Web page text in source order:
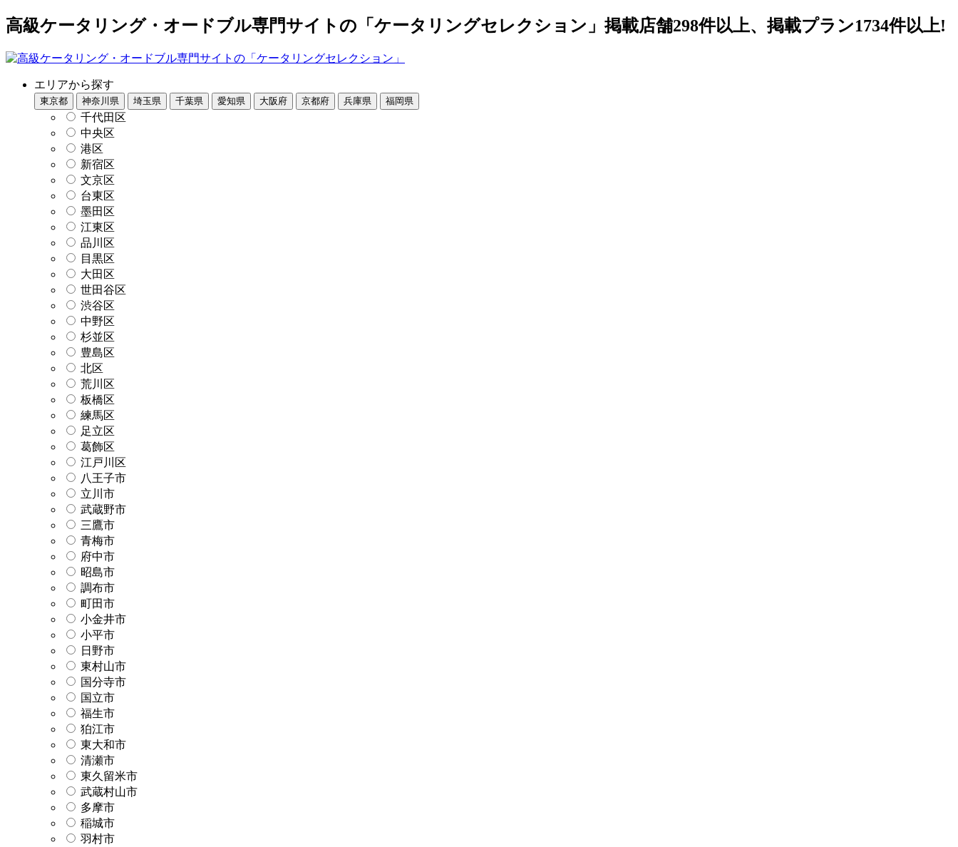
高級ケータリング・オードブル専門サイトの「ケータリングセレクション」掲載店舗298件以上、掲載プラン1734件以上!
エリアから探す
東京都 神奈川県 埼玉県 千葉県 愛知県 大阪府 京都府 兵庫県 福岡県
千代田区
中央区
港区
新宿区
文京区
台東区
墨田区
江東区
品川区
目黒区
大田区
世田谷区
渋谷区
中野区
杉並区
豊島区
北区
荒川区
板橋区
練馬区
足立区
葛飾区
江戸川区
八王子市
立川市
武蔵野市
三鷹市
青梅市
府中市
昭島市
調布市
町田市
小金井市
小平市
日野市
東村山市
国分寺市
国立市
福生市
狛江市
東大和市
清瀬市
東久留米市
武蔵村山市
多摩市
稲城市
羽村市